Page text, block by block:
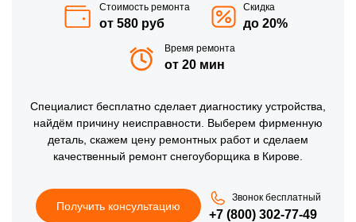
Стоимость ремонта
от 580 руб
Скидка
до 20%
Время ремонта
от 20 мин
Специалист бесплатно сделает диагностику устройства,
найдём причину неисправности. Выберем фирменную
деталь, скажем цену ремонтных работ и сделаем
качественный ремонт снегоуборщика в Кирове.
Получить консультацию
Звонок бесплатный
+7 (800) 302-77-49